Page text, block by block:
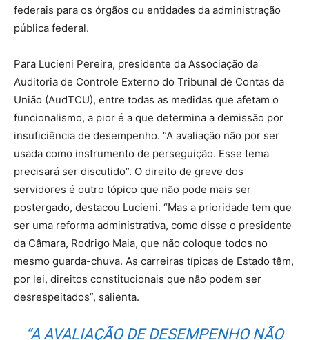
federais para os órgãos ou entidades da administração
pública federal.
Para Lucieni Pereira, presidente da Associação da
Auditoria de Controle Externo do Tribunal de Contas da
União (AudTCU), entre todas as medidas que afetam o
funcionalismo, a pior é a que determina a demissão por
insuficiência de desempenho. “A avaliação não por ser
usada como instrumento de perseguição. Esse tema
precisará ser discutido”. O direito de greve dos
servidores é outro tópico que não pode mais ser
postergado, destacou Lucieni. “Mas a prioridade tem que
ser uma reforma administrativa, como disse o presidente
da Câmara, Rodrigo Maia, que não coloque todos no
mesmo guarda-chuva. As carreiras típicas de Estado têm,
por lei, direitos constitucionais que não podem ser
desrespeitados”, salienta.
“A AVALIAÇÃO DE DESEMPENHO NÃO